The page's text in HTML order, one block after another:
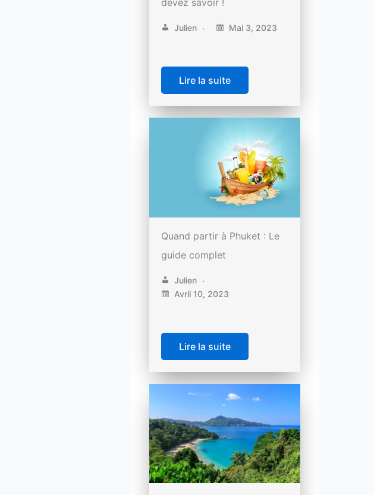
Julien Mai 3, 2023
Lire la suite
Quand partir à Phuket : Le
guide complet
Julien
Avril 10, 2023
Lire la suite